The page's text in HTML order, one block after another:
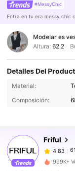
#MessyChic
Entra en tu era messy chic
Modelar es
Altura: 62.2
Detalles Del
Material:
Composición:
Friful
4.83
1***5
999K+